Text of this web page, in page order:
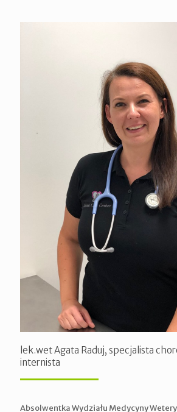
lek.wet Agata Raduj, specjalista
internista
Absolwentka Wydziału Medycyny